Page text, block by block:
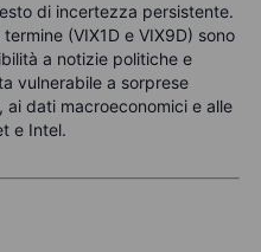
di incertezza persistente.
(VIX1D e VIX9D) sono
a notizie politiche e
vulnerabile a sorprese
dati macroeconomici e alle
e Intel.